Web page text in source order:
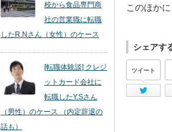
このほかに
シェアす
ツイート
校から食品専門商
社の営業職に転職
したR.Nさん（女性）のケース
[転職体験談] クレジ
ットカード会社に
転職したY.Sさん
（男性）のケース （内定辞退の
話も）